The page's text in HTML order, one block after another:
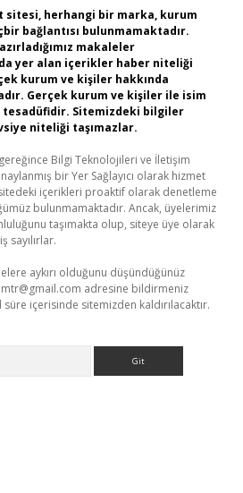
sitesi, herhangi bir marka, kurum
bağlantısı bulunmamaktadır.
makaleler
yer alan içerikler haber niteliği
kurum ve kişiler hakkında
Gerçek kurum ve kişiler ile isim
Sitemizdeki bilgiler
niteliği taşımazlar.
gereğince Bilgi Teknolojileri ve İletişim
bir Yer Sağlayıcı olarak hizmet
içerikleri proaktif olarak denetleme
bulunmamaktadır. Ancak, üyelerimiz
taşımakta olup, siteye üye olarak
sayılırlar.
aykırı olduğunu düşündüğünüz
adresine bildirmeniz
içerisinde sitemizden kaldırılacaktır.